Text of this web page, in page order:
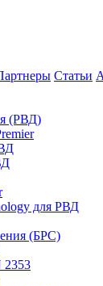
Статьи
(РВД)
для РВД
(БРС)
2353